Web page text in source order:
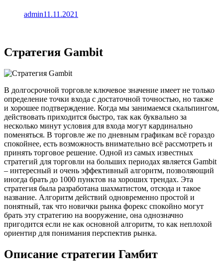
admin11.11.2021
Стратегия Gambit
В долгосрочной торговле ключевое значение имеет не только
определение точки входа с достаточной точностью, но также
и хорошее подтверждение. Когда мы занимаемся скальпингом,
действовать приходится быстро, так как буквально за
несколько минут условия для входа могут кардинально
поменяться. В торговле же по дневным графикам всё гораздо
спокойнее, есть возможность внимательно всё рассмотреть и
принять торговое решение. Одной из самых известных
стратегий для торговли на больших периодах является Gambit
– интересный и очень эффективный алгоритм, позволяющий
иногда брать до 1000 пунктов на хороших трендах. Эта
стратегия была разработана шахматистом, отсюда и такое
название. Алгоритм действий одновременно простой и
понятный, так что новички рынка форекс спокойно могут
брать эту стратегию на вооружение, она однозначно
пригодится если не как основной алгоритм, то как неплохой
ориентир для понимания перспектив рынка.
Описание стратегии Гамбит